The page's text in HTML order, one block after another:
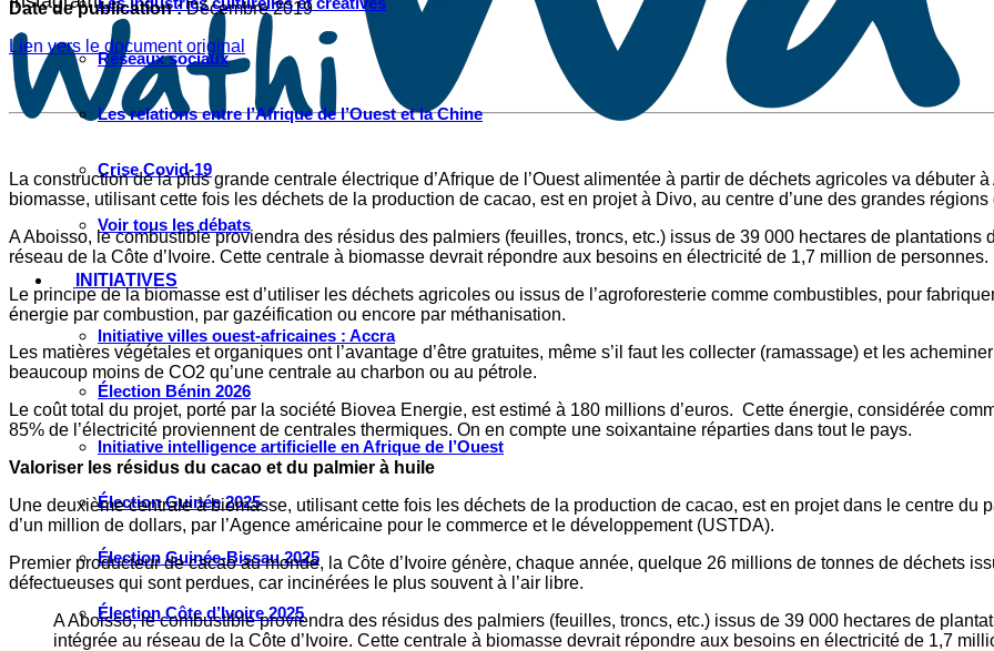
Réseaux sociaux
Les relations entre l’Afrique de l’Ouest et la Chine
Crise Covid-19
Voir tous les débats
INITIATIVES
Initiative villes ouest-africaines : Accra
Élection Bénin 2026
Initiative intelligence artificielle en Afrique de l’Ouest
Élection Guinée 2025
Élection Guinée-Bissau 2025
Élection Côte d’Ivoire 2025
Date de publication :Décembre 2019
Lien vers le document original
La construction de la plus grande centrale électrique d’Afrique de l’Ouest alimentée à partir de déchets agricoles va débuter
biomasse, utilisant cette fois les déchets de la production de cacao, est en projet à Divo, au centre d’une des grandes régions
A Aboisso, le combustible proviendra des résidus des palmiers (feuilles, troncs, etc.) issus de 39 000 hectares de plantations
réseau de la Côte d’Ivoire. Cette centrale à biomasse devrait répondre aux besoins en électricité de 1,7 million de personnes.
Le principe de la biomasse est d’utiliser les déchets agricoles ou issus de l’agroforesterie comme combustibles, pour
énergie par combustion, par gazéification ou encore par méthanisation.
Les matières végétales et organiques ont l’avantage d’être gratuites, même s’il faut les collecter (ramassage) et les
beaucoup moins de CO2 qu’une centrale au charbon ou au pétrole.
Le coût total du projet, porté par la société Biovea Energie, est estimé à 180 millions d’euros. Cette énergie, considérée
85% de l’électricité proviennent de centrales thermiques. On en compte une soixantaine réparties dans tout le pays.
Valoriser les résidus du cacao et du palmier à huile
Une deuxième centrale à biomasse, utilisant cette fois les déchets de la production de cacao, est en projet dans le centre du
d’un million de dollars, par l’Agence américaine pour le commerce et le développement (USTDA).
Premier producteur de cacao au monde, la Côte d’Ivoire génère, chaque année, quelque 26 millions de tonnes de déchets
défectueuses qui sont perdues, car incinérées le plus souvent à l’air libre.
A Aboisso, le combustible proviendra des résidus des palmiers (feuilles, troncs, etc.) issus de 39 000 hectares de
intégrée au réseau de la Côte d’Ivoire. Cette centrale à biomasse devrait répondre aux besoins en électricité de 1,7